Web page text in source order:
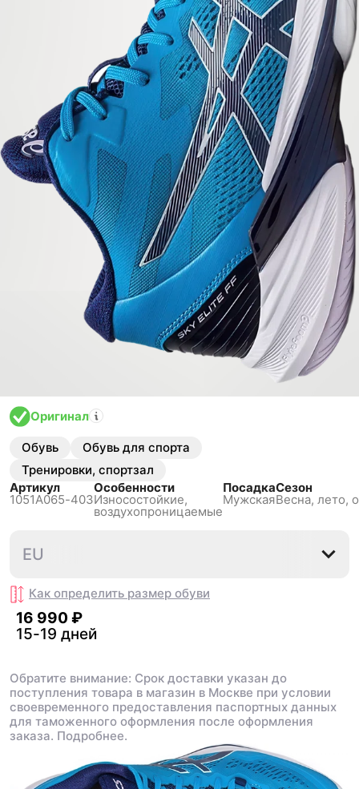
Оригинал
Обувь
Обувь для спорта
Тренировки, спортзал
Артикул
1051A065-403
Особенности
Износостойкие,
воздухопроницаемые
Посадка
Мужская
Сезон
Весна, лето,
EU
Как определить размер обуви
16 990 ₽
15-19 дней
Обратите внимание: Срок доставки указан до
поступления товара в магазин в Москве при условии
своевременного предоставления паспортных данных
для таможенного оформления после оформления
заказа. Подробнее.